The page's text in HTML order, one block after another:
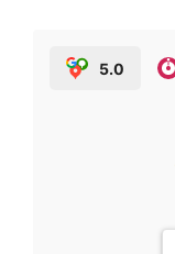
5.0